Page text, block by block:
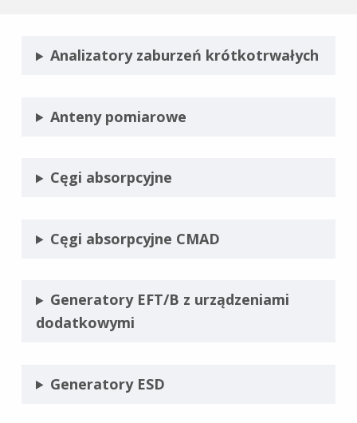
Analizatory zaburzeń krótkotrwałych
Anteny pomiarowe
Cęgi absorpcyjne
Cęgi absorpcyjne CMAD
Generatory EFT/B z urządzeniami
dodatkowymi
Generatory ESD